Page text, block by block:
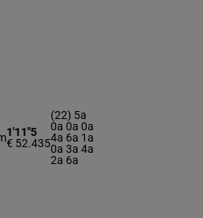
1'11"5
€ 52.435
(22) 5a
0a 0a 0a
4a 6a 1a
0a 3a 4a
2a 6a